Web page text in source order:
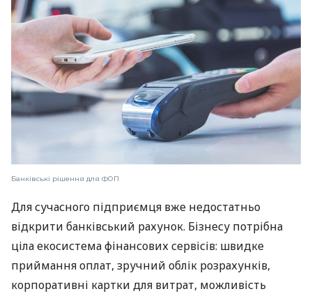
Банківські рішення для ФОП
Для сучасного підприємця вже недостатньо
відкрити банківський рахунок. Бізнесу потрібна
ціла екосистема фінансових сервісів: швидке
приймання оплат, зручний облік розрахунків,
корпоративні картки для витрат, можливість